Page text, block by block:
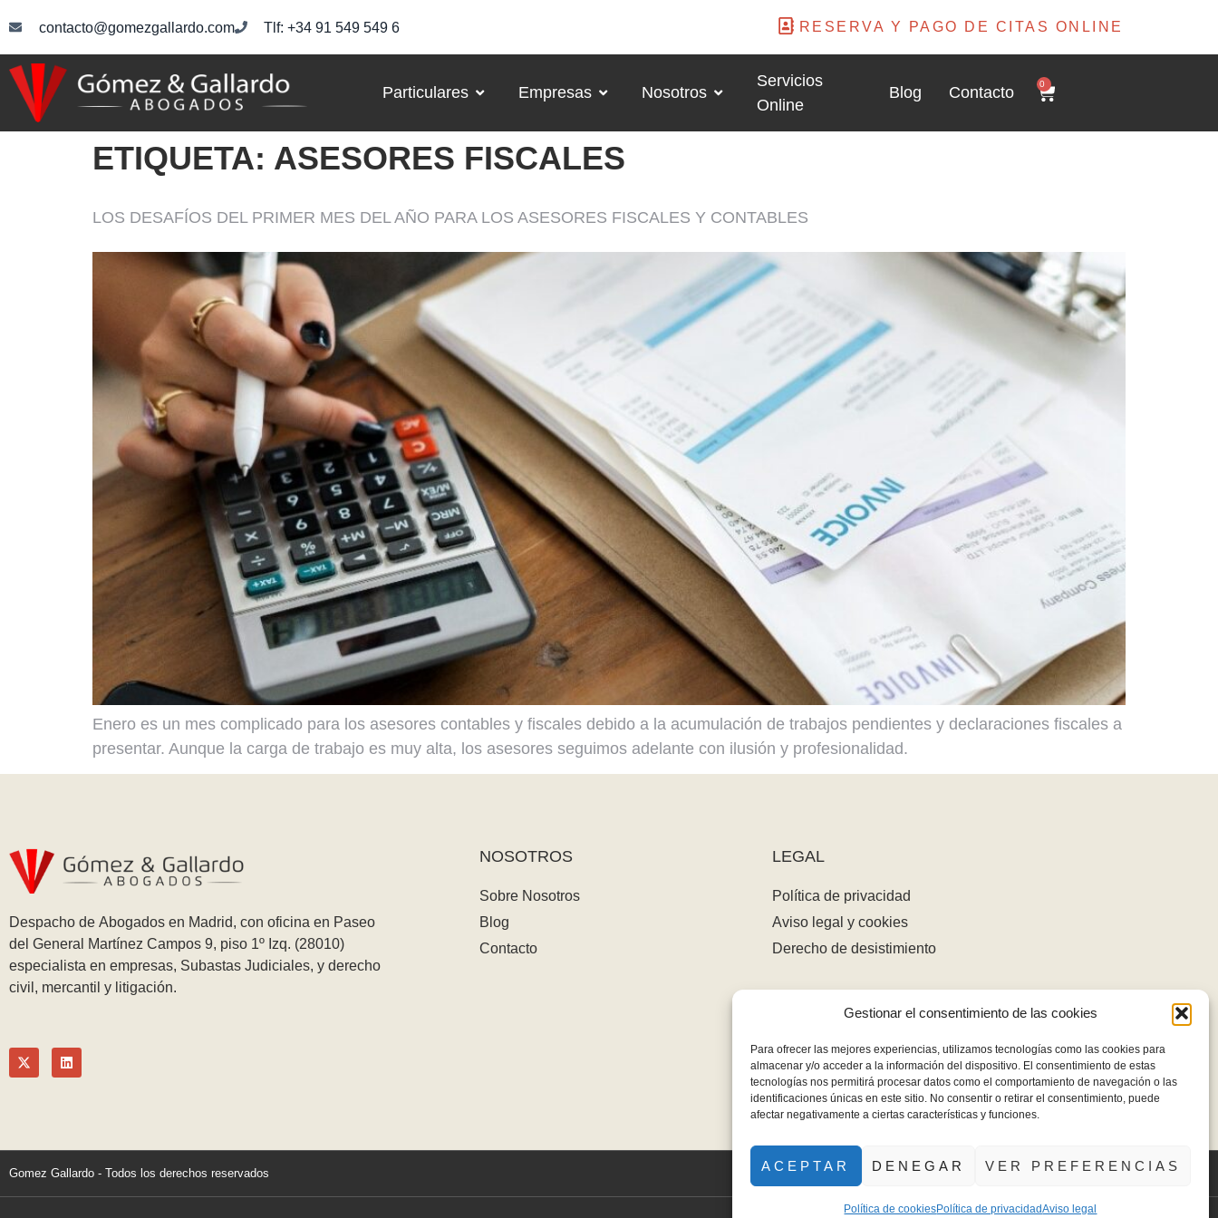
Gestionar el consentimiento de las cookies
Para ofrecer las mejores experiencias, utilizamos tecnologías como las cookies para
almacenar y/o acceder a la información del dispositivo. El consentimiento de estas
tecnologías nos permitirá procesar datos como el comportamiento de navegación o las
identificaciones únicas en este sitio. No consentir o retirar el consentimiento, puede
afectar negativamente a ciertas características y funciones.
ACEPTAR DENEGAR VER PREFERENCIAS
Política de cookiesPolítica de privacidadAviso legal
contacto@gomezgallardo.com Tlf: +34 91 549 549 6 RESERVA Y PAGO DE CITAS ONLINE
Particulares Empresas Nosotros
Servicios
Online
Blog Contacto 0
ETIQUETA: ASESORES FISCALES
LOS DESAFÍOS DEL PRIMER MES DEL AÑO PARA LOS ASESORES FISCALES Y CONTABLES
Enero es un mes complicado para los asesores contables y fiscales debido a la acumulación de trabajos pendientes y declaraciones fiscales a
presentar. Aunque la carga de trabajo es muy alta, los asesores seguimos adelante con ilusión y profesionalidad.
Despacho de Abogados en Madrid, con oficina en Paseo
del General Martínez Campos 9, piso 1º Izq. (28010)
especialista en empresas, Subastas Judiciales, y derecho
civil, mercantil y litigación.
NOSOTROS
Sobre Nosotros
Blog
Contacto
LEGAL
Política de privacidad
Aviso legal y cookies
Derecho de desistimiento
Gomez Gallardo - Todos los derechos reservados